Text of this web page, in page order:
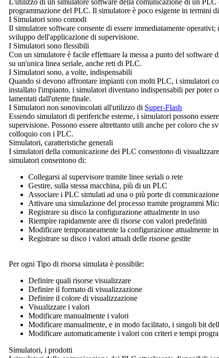
L'utilizzo di un simulatore software della comunicazione di un PLC
programmazione del PLC. Il simulatore è poco esigente in termini
I Simulatori sono comodi
Il simulatore software consente di essere immediatamente
sviluppo dell'applicazione di supervisione.
I Simulatori sono flessibili
Con un simulatore è facile effettuare la messa a punto del
su un'unica linea seriale, anche reti di PLC.
I Simulatori sono, a volte, indispensabili
Quando si devono affrontare impianti con molti PLC, i simulatori
installato l'impianto, i simulatori diventano indispensabili per poter
lamentati dall'utente finale.
I Simulatori non sonovincolati all'utilizzo di Super-Flash
Essendo simulatori di periferiche esterne, i simulatori possono
supervisione. Possono essere altrettanto utili anche per coloro
colloquio con i PLC.
Simulatori, caratteristiche generali
I simulatori della comunicazione dei PLC consentono di
simulatori consentono di:
Collegarsi al supervisore tramite linee seriali o rete
Gestire, sulla stessa macchina, più di un PLC
Associare i PLC simulati ad una o più porte di comunicazione
Attivare una simulazione del processo tramite programmi
Registrare su disco la configurazione attualmente in uso
Riempire rapidamente aree di risorse con valori predefiniti
Modificare temporaneamente la configurazione attualmente
Registrare su disco i valori attuali delle risorse gestite
Per ogni Tipo di risorsa simulata è possibile:
Definire quali risorse visualizzare
Definire il formato di visualizzazione
Definire il colore di visualizzazione
Visualizzare i valori
Modificare manualmente i valori
Modificare manualmente, e in modo facilitato, i singoli bit
Modificare automaticamente i valori con criteri e tempi
Simulatori, i prodotti